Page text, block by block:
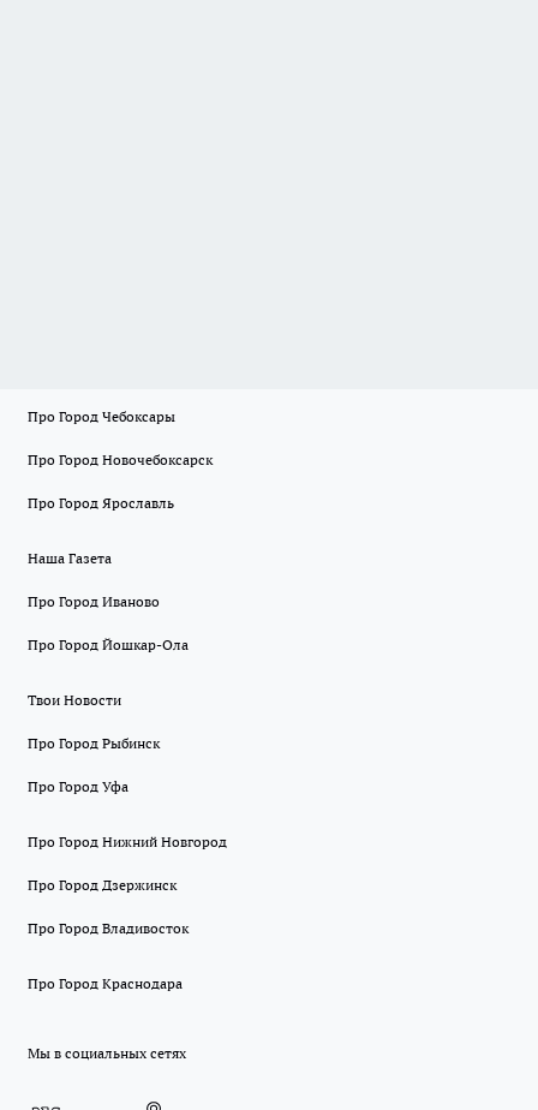
Про Город Чебоксары
Про Город Новочебоксарск
Про Город Ярославль
Наша Газета
Про Город Иваново
Про Город Йошкар-Ола
Твои Новости
Про Город Рыбинск
Про Город Уфа
Про Город Нижний Новгород
Про Город Дзержинск
Про Город Владивосток
Про Город Краснодара
Мы в социальных сетях